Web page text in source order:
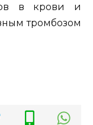
в крови и
тромбозом